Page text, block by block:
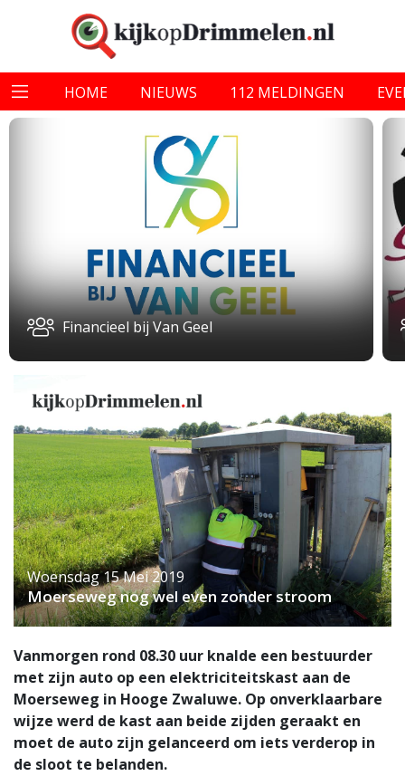
HOME NIEUWS 112 MELDINGEN
Financieel bij Van Geel
Woensdag 15 Mei 2019
Moerseweg nog wel even zonder stroom
Vanmorgen rond 08.30 uur knalde een bestuurder
met zijn auto op een elektriciteitskast aan de
Moerseweg in Hooge Zwaluwe. Op onverklaarbare
wijze werd de kast aan beide zijden geraakt en
moet de auto zijn gelanceerd om iets verderop in
de sloot te belanden.